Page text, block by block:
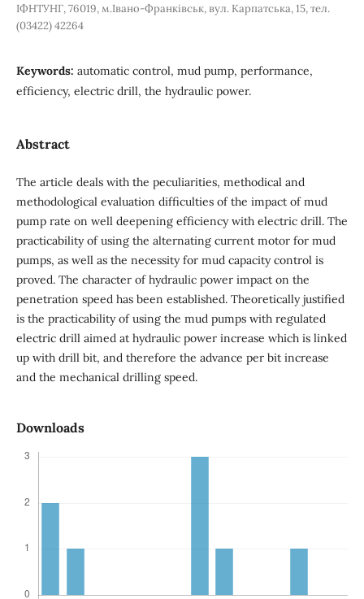
ІФНТУНГ, 76019, м.Івано-Франківськ, вул. Карпатська, 15, тел.
(03422) 42264
Keywords: automatic control, mud pump, performance,
efficiency, electric drill, the hydraulic power.
Abstract
The article deals with the peculiarities, methodical and
methodological evaluation difficulties of the impact of mud
pump rate on well deepening efficiency with electric drill. The
practicability of using the alternating current motor for mud
pumps, as well as the necessity for mud capacity control is
proved. The character of hydraulic power impact on the
penetration speed has been established. Theoretically justified
is the practicability of using the mud pumps with regulated
electric drill aimed at hydraulic power increase which is linked
up with drill bit, and therefore the advance per bit increase
and the mechanical drilling speed.
Downloads